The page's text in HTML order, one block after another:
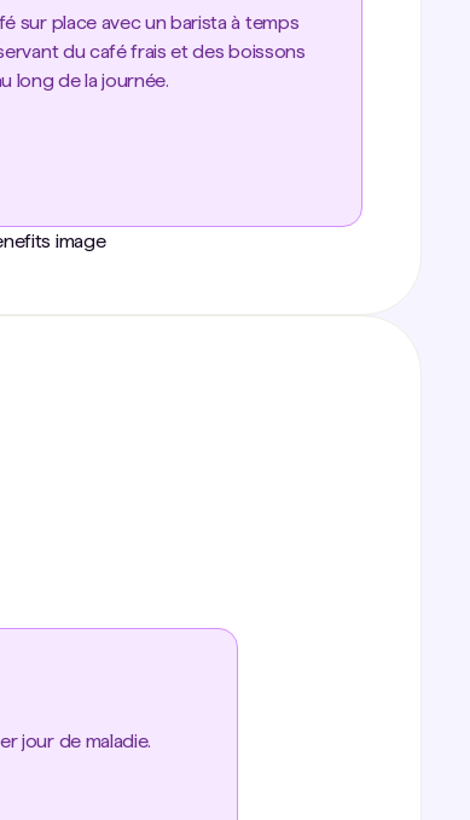
sur place avec un barista à temps
du café frais et des boissons
long de la journée.
jour de maladie.